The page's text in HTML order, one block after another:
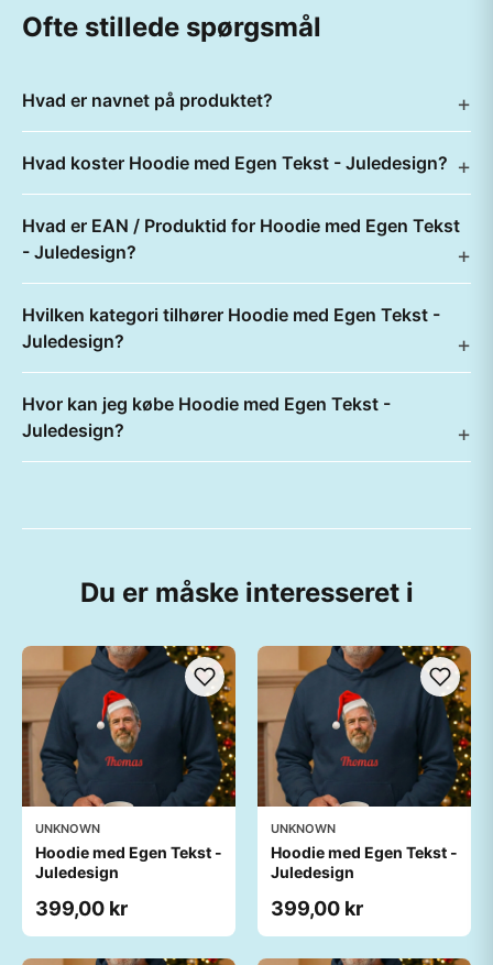
Ofte stillede spørgsmål
Hvad er navnet på produktet?
Hvad koster Hoodie med Egen Tekst - Juledesign?
Hvad er EAN / Produktid for Hoodie med Egen Tekst
- Juledesign?
Hvilken kategori tilhører Hoodie med Egen Tekst -
Juledesign?
Hvor kan jeg købe Hoodie med Egen Tekst -
Juledesign?
Du er måske interesseret i
UNKNOWN
Hoodie med Egen Tekst -
Juledesign
399,00 kr
UNKNOWN
Hoodie med Egen Tekst -
Juledesign
399,00 kr